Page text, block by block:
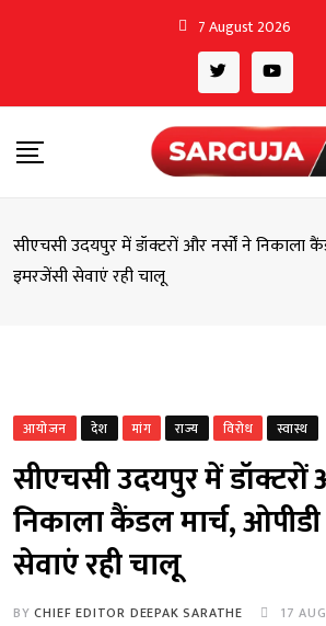
7 August 2026
सीएचसी उदयपुर में डॉक्टरों और नर्सों ने निकाला
इमरजेंसी सेवाएं रही चालू
आयोजन देश मांग राज्य विरोध स्वास्थ
सीएचसी उदयपुर में डॉक्टरों
निकाला कैंडल मार्च,
सेवाएं रही चालू
BYCHIEF EDITOR DEEPAK SARATHE
17